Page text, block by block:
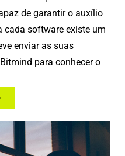
de garantir o auxílio
cada software existe um
enviar as suas
para conhecer o